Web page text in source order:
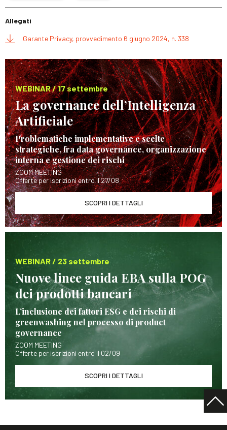
Allegati
Garante Privacy, provvedimento 6 giugno 2024, n. 338
WEBINAR / 17 settembre
La governance dell’Intelligenza
Artificiale
Problematiche implementative e scelte
strategiche, fra data governance, organizzazione
interna e gestione dei rischi
ZOOM MEETING
Offerte per iscrizioni entro il 27/08
SCOPRI I DETTAGLI
WEBINAR / 23 settembre
Nuove linee guida EBA sulla POG
dei prodotti bancari
L’inclusione dei fattori ESG e dei rischi di
greenwashing nel processo di product
governance
ZOOM MEETING
Offerte per iscrizioni entro il 02/09
SCOPRI I DETTAGLI